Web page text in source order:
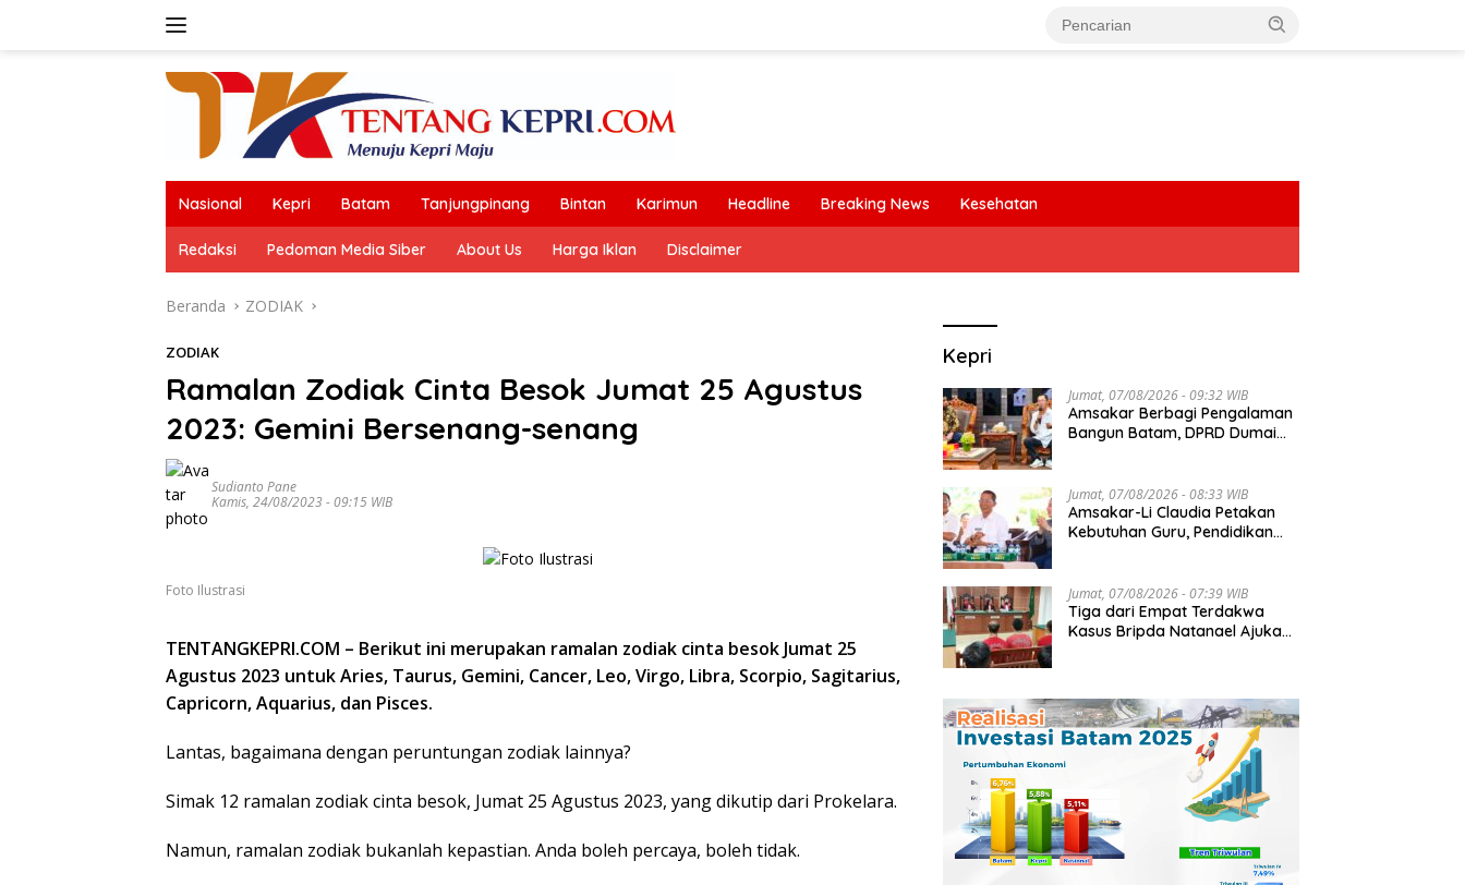
Nasional Kepri Batam Tanjungpinang Bintan Karimun Headline Breaking News Kesehatan
Redaksi Pedoman Media Siber About Us Harga Iklan Disclaimer
Beranda ZODIAK
ZODIAK
Ramalan Zodiak Cinta Besok Jumat 25 Agustus
2023: Gemini Bersenang-senang
Sudianto Pane
Kamis, 24/08/2023 - 09:15 WIB
Foto Ilustrasi
TENTANGKEPRI.COM – Berikut ini merupakan ramalan zodiak cinta besok Jumat 25
Agustus 2023 untuk Aries, Taurus, Gemini, Cancer, Leo, Virgo, Libra, Scorpio, Sagitarius,
Capricorn, Aquarius, dan Pisces.
Lantas, bagaimana dengan peruntungan zodiak lainnya?
Simak 12 ramalan zodiak cinta besok, Jumat 25 Agustus 2023, yang dikutip dari Prokelara.
Namun, ramalan zodiak bukanlah kepastian. Anda boleh percaya, boleh tidak.
Kepri
Jumat, 07/08/2026 - 09:32 WIB
Amsakar Berbagi Pengalaman
Bangun Batam, DPRD Dumai
Jumat, 07/08/2026 - 08:33 WIB
Amsakar-Li Claudia Petakan
Kebutuhan Guru, Pendidikan
Jumat, 07/08/2026 - 07:39 WIB
Tiga dari Empat Terdakwa
Kasus Bripda Natanael Ajukan